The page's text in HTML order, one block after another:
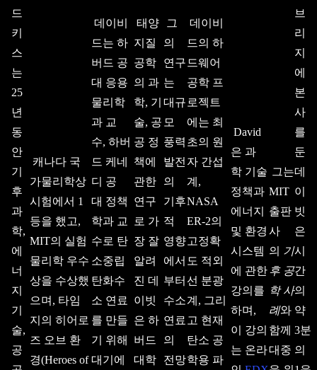
드
키
스
는
25
년
동
안
기
후
과
학,
에
너
지
기
술,
공
캐나다 국
가물리학상
시험에서 1
등을 했고,
MIT의 실험
물리학 우수
상을 수상했
으며, 타임
지의 히어로
즈 오브 환
경(Heroes of
데이비
드는 하
버드 공
대 응용
물리학
과 교
수, 하버
드 케네
디 공
대 정책
학과 교
수로 탄
소중립
탄화수
소 연료
를 만들
기 위해
대기에
태양
지질
공학
의 과
학, 기
술, 공
공 정
책에
관한
연구
로 가
장 잘
알려
진 데
이빗
은 하
버드
대학
그
의
연구
는
대규
모
풍력
발전
의
기후
적
영향
에서
부터
수소
연료
의
전망
데이비
드의 하
드웨어
공학 프
로젝트
에는 최
초의 원
자 간섭
계,
NASA
ER-2의
고정확
도 적외
선 분광
계, 그리
고 현재
탄소 공
학용 파
David
은 과
학 기술
정책과
에너지
및 환경
시스템
에 관한
강의를
하며,
이 강의
는 온라
그는
MIT
출판
사
의 기
후 공
학 사
례와
함께
대중
브
리
지
에
본
사
를
둔
데
이
빗
은
시
간
의
약
3분
의